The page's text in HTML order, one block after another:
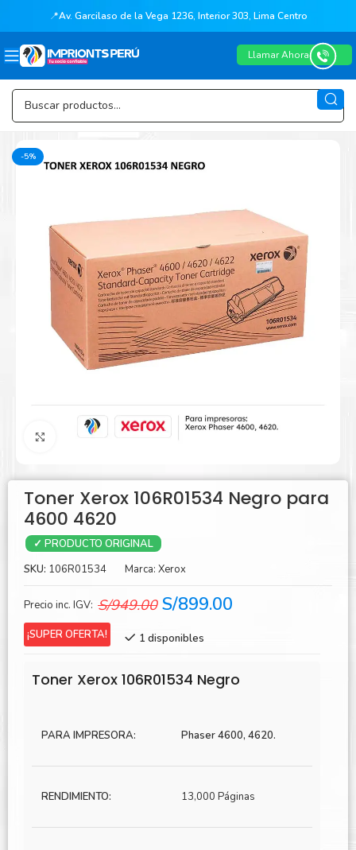
📍Av. Garcilaso de la Vega 1236, Interior 303, Lima Centro
Llamar Ahora
-5%
Agrandar
Toner Xerox 106R01534 Negro para
4600 4620
✓ PRODUCTO ORIGINAL
SKU: 106R01534 Marca: Xerox
Precio inc. IGV: S/949.00 El
original
S/949.00.
S/899.00
S/899.00.
¡SUPER OFERTA! 1 disponibles
Toner Xerox 106R01534 Negro
PARA IMPRESORA: Phaser 4600, 4620.
RENDIMIENTO: 13,000 Páginas